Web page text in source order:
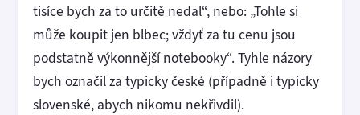
tisíce bych za to určitě nedal“, nebo: „Tohle si
může koupit jen blbec; vždyť za tu cenu jsou
podstatně výkonnější notebooky“. Tyhle názory
bych označil za typicky české (případně i typicky
slovenské, abych nikomu nekřivdil).